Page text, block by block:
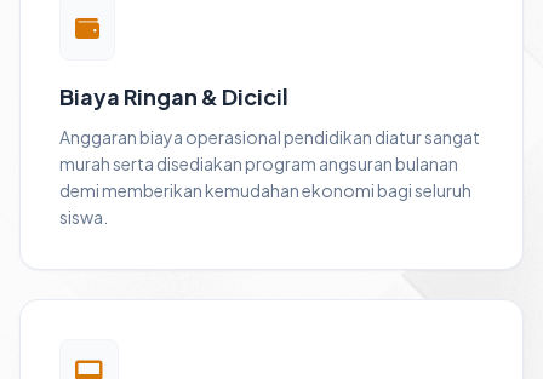
Biaya Ringan & Dicicil
Anggaran biaya operasional pendidikan diatur sangat
murah serta disediakan program angsuran bulanan
demi memberikan kemudahan ekonomi bagi seluruh
siswa.